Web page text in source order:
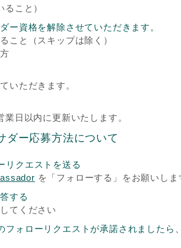
こと）
ー資格を解除させていただきます。
こと（スキップは除く）
いただきます。
日以内に更新いたします。
ダー応募方法について
クエストを送る
を「フォローする」をお願いしま
する
てください
ォローリクエストが承諾されましたら